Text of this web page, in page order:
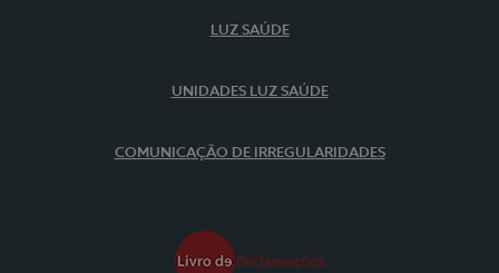
LUZ SAÚDE
UNIDADES LUZ SAÚDE
COMUNICAÇÃO DE IRREGULARIDADES